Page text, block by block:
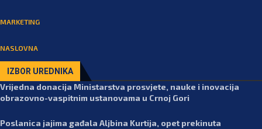
MARKETING
NASLOVNA
IZBOR UREDNIKA
Vrijedna donacija Ministarstva prosvjete, nauke i inovacija
obrazovno-vaspitnim ustanovama u Crnoj Gori
Poslanica jajima gađala Aljbina Kurtija, opet prekinuta